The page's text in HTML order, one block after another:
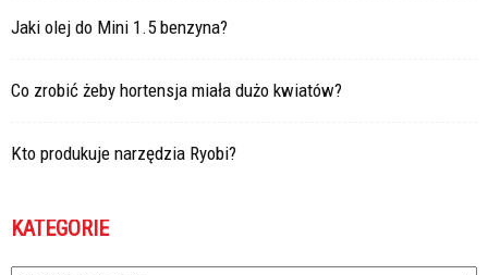
Jaki olej do Mini 1.5 benzyna?
Co zrobić żeby hortensja miała dużo kwiatów?
Kto produkuje narzędzia Ryobi?
KATEGORIE
Kategorie